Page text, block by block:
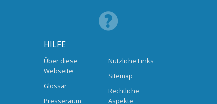
HILFE
Über diese
Webseite
Glossar
Presseraum
Nützliche Links
Sitemap
Rechtliche
Aspekte